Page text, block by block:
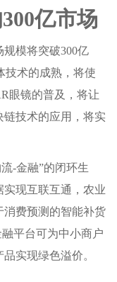
亿市场
模将突破300亿
技术的成熟，将使
眼镜的普及，将让
技术的应用，将实
-金融”的闭环生
现互联互通，农业
费预测的智能补货
平台可为中小商户
实现绿色溢价。